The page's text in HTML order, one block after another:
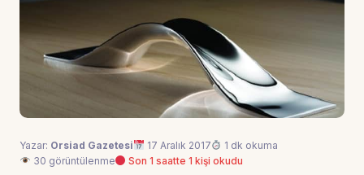
Yazar: Orsiad Gazetesi 17 Aralık 2017
1 dk okuma
30 görüntülenme
Son 1 saatte 1 kişi okudu